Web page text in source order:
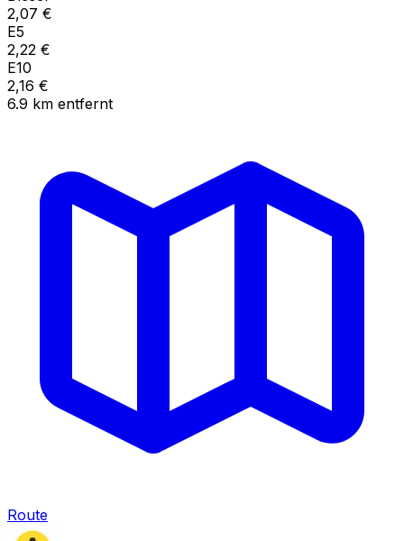
2,07 €
E5
2,22 €
E10
2,16 €
6.9 km entfernt
Route